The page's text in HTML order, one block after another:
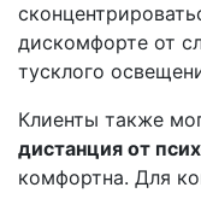
дискомфорте от
тусклого
Клиенты также
дистанция от
комфортна. Для